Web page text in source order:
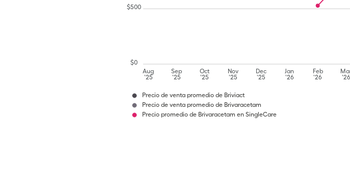
Aug
'25
Sep
'25
Oct
'25
Nov
'25
Dec
'25
Jan
'26
Feb
'26
'26
$0
$500
Precio de venta promedio de Briviact
Precio de venta promedio de Brivaracetam
Precio promedio de Brivaracetam en SingleCare